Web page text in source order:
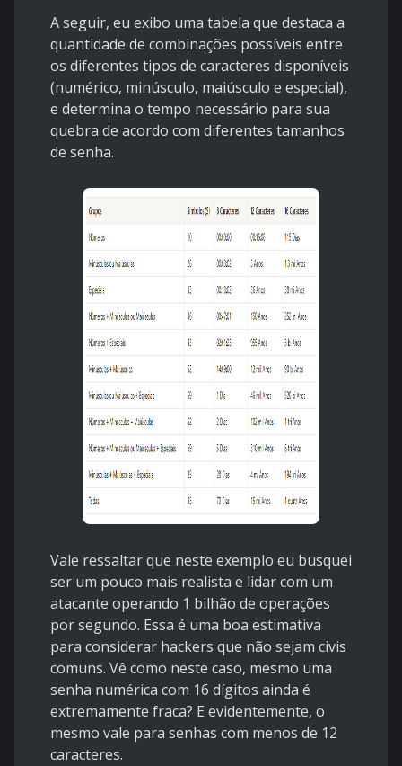
A seguir, eu exibo uma tabela que destaca a
quantidade de combinações possíveis entre
os diferentes tipos de caracteres disponíveis
(numérico, minúsculo, maiúsculo e especial),
e determina o tempo necessário para sua
quebra de acordo com diferentes tamanhos
de senha.
Vale ressaltar que neste exemplo eu busquei
ser um pouco mais realista e lidar com um
atacante operando 1 bilhão de operações
por segundo. Essa é uma boa estimativa
para considerar hackers que não sejam civis
comuns. Vê como neste caso, mesmo uma
senha numérica com 16 dígitos ainda é
extremamente fraca? E evidentemente, o
mesmo vale para senhas com menos de 12
caracteres.